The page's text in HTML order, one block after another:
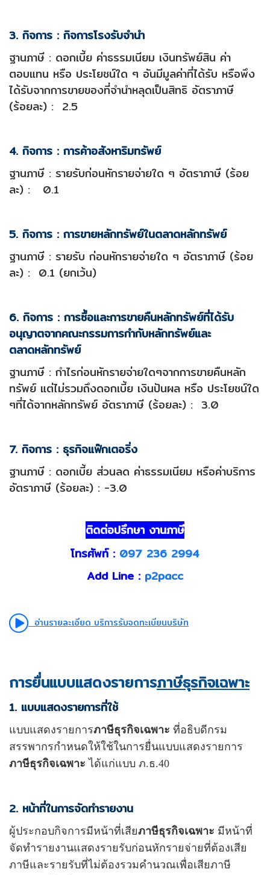
3. กิจการ : กิจการโรงรับจำนำ
ฐานภาษี : ดอกเบี้ย ค่าธรรมเนียม เงินทรัพย์สิน ค่า
ตอบแทน หรือ ประโยชน์ใด ๆ อันมีมูลค่าที่ได้รับ หรือพึง
ได้รับจากการขายของที่จำนำหลุดเป็นสิทธิ อัตราภาษี
(ร้อยละ) : 2.5
4. กิจการ : การค้าอสังหาริมทรัพย์
ฐานภาษี : รายรับก่อนหักรายจ่ายใด ๆ อัตราภาษี (ร้อย
ละ) : 0.1
5. กิจการ : การขายหลักทรัพย์ในตลาดหลักทรัพย์
ฐานภาษี : รายรับ ก่อนหักรายจ่ายใด ๆ อัตราภาษี (ร้อย
ละ) : 0.1 (ยกเว้น)
6. กิจการ : การซื้อและการขายคืนหลักทรัพย์ที่ได้รับ
อนุญาตจากคณะกรรมการกำกับหลักทรัพย์และ
ตลาดหลักทรัพย์
ฐานภาษี : กำไรก่อนหักรายจ่ายใดๆจากการขายคืนหลัก
ทรัพย์ แต่ไม่รวมถึงดอกเบี้ย เงินปันผล หรือ ประโยชน์ใด
ๆที่ได้จากหลักทรัพย์ อัตราภาษี (ร้อยละ) : 3.0
7. กิจการ : ธุรกิจแฟ๊กเตอริ่ง
ฐานภาษี : ดอกเบี้ย ส่วนลด ค่าธรรมเนียม หรือค่าบริการ
อัตราภาษี (ร้อยละ) : -3.0
ติดต่อปรึกษา งานภาษี
โทรศัพท์ : 097 236 2994
Add Line : p2pacc
อ่านรายละเอียด บริการรับจดทะเบียนบริษัท
การยื่นแบบแสดงรายการภาษีธุรกิจเฉพาะ
1. แบบแสดงรายการที่ใช้
แบบแสดงรายการภาษีธุรกิจเฉพาะ ที่อธิบดีกรม
สรรพากรกำหนดให้ใช้ในการยื่นแบบแสดงรายการ
ภาษีธุรกิจเฉพาะ ได้แก่แบบ ภ.ธ.40
2. หน้าที่ในการจัดทำรายงาน
ผู้ประกอบกิจการมีหน้าที่เสียภาษีธุรกิจเฉพาะ มีหน้าที่
จัดทำรายงานแสดงรายรับก่อนหักรายจ่ายที่ต้องเสีย
ภาษีและรายรับที่ไม่ต้องรวมคำนวณเพื่อเสียภาษี